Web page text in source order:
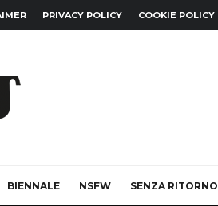
PRIVACY POLICY COOKIE POLICY
BIENNALE NSFW SENZA RITORNO